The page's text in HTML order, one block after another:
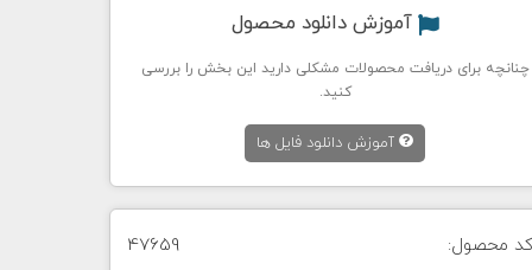
آموزش دانلود محصول
چنانچه برای دریافت محصولات مشکلی دارید این بخش را بررسی
کنید.
آموزش دانلود فایل ها
کد محصول: 47659